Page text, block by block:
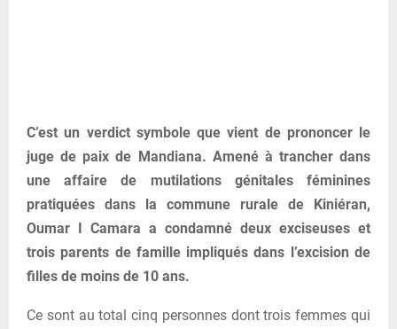
C’est un verdict symbole que vient de prononcer le
juge de paix de Mandiana. Amené à trancher dans
une affaire de mutilations génitales féminines
pratiquées dans la commune rurale de Kiniéran,
Oumar I Camara a condamné deux exciseuses et
trois parents de famille impliqués dans l’excision de
filles de moins de 10 ans.
Ce sont au total cinq personnes dont trois femmes qui